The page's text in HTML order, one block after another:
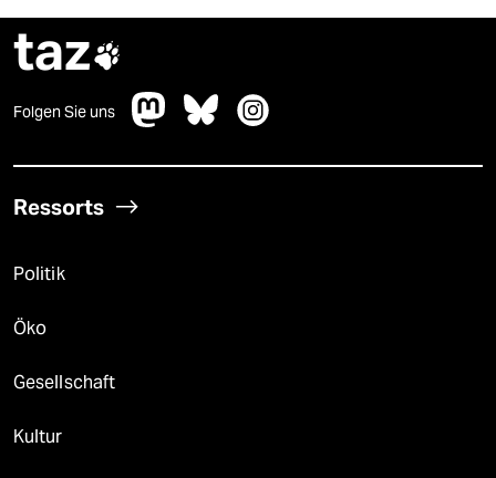
taz
Folgen Sie uns
Ressorts
Politik
Öko
Gesellschaft
Kultur